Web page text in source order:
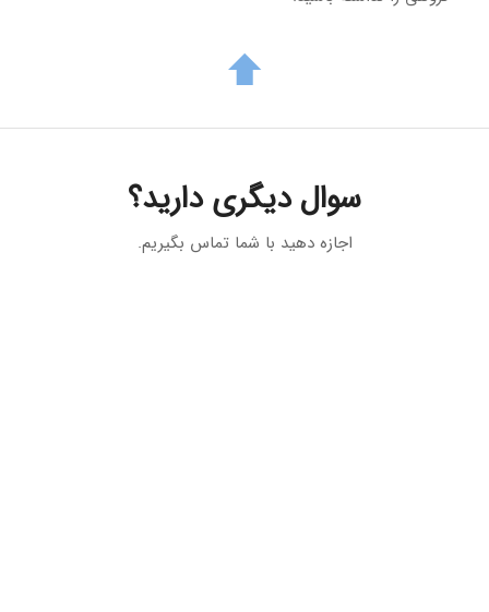
سوال دیگری دارید؟
اجازه دهید با شما تماس بگیریم.